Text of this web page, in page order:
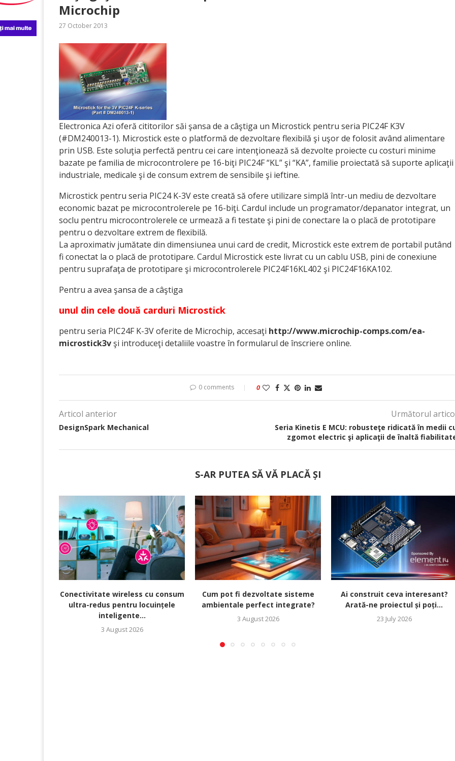
Microchip
27 October 2013
Electronica Azi oferă cititorilor săi şansa de a câştiga un Microstick pentru seria PIC24F K3V
(#DM240013-1). Microstick este o platformă de dezvoltare flexibilă şi uşor de folosit având alimentare
prin USB. Este soluţia perfectă pentru cei care intenţionează să dezvolte proiecte cu costuri minime
bazate pe familia de microcontrolere pe 16-biţi PIC24F “KL” şi “KA”, familie proiectată să suporte aplicaţii
industriale, medicale şi de consum extrem de sensibile şi ieftine.
Microstick pentru seria PIC24 K-3V este creată să ofere utilizare simplă într-un mediu de dezvoltare
economic bazat pe microcontrolerele pe 16-biţi. Cardul include un programator/depanator integrat, un
soclu pentru microcontrolerele ce urmează a fi testate şi pini de conectare la o placă de prototipare
pentru o dezvoltare extrem de flexibilă.
La aproximativ jumătate din dimensiunea unui card de credit, Microstick este extrem de portabil putând
fi conectat la o placă de prototipare. Cardul Microstick este livrat cu un cablu USB, pini de conexiune
pentru suprafaţa de prototipare şi microcontrolerele PIC24F16KL402 şi PIC24F16KA102.
Pentru a avea şansa de a câştiga
unul din cele două carduri Microstick
pentru seria PIC24F K-3V oferite de Microchip, accesaţi http://www.microchip-comps.com/ea-
microstick3vşi introduceţi detaliile voastre în formularul de înscriere online.
0 comments 0
Articol anterior
DesignSpark Mechanical
Următorul
Seria Kinetis E MCU: robusteţe ridicată în medii
zgomot electric şi aplicaţii de înaltă
S-AR PUTEA SĂ VĂ PLACĂ ȘI
Conectivitate wireless cu consum
ultra-redus pentru locuințele
inteligente...
3 August 2026
Cum pot fi dezvoltate sisteme
ambientale perfect integrate?
3 August 2026
Ai construit ceva interesant?
Arată-ne proiectul și poți...
23 July 2026